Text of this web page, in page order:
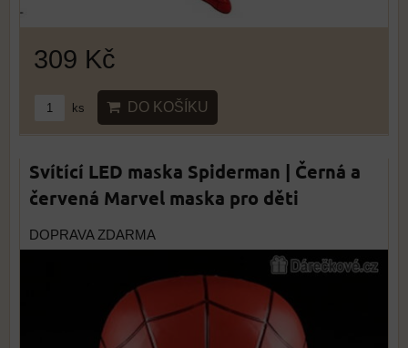
309 Kč
ks DO KOŠÍKU
Svítící LED maska Spiderman | Černá a
červená Marvel maska pro děti
DOPRAVA ZDARMA